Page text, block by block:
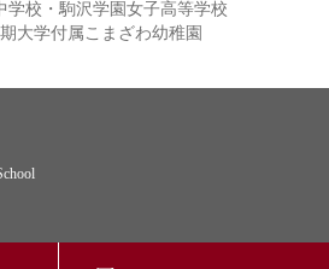
学校・駒沢学園女子高等学校
大学付属こまざわ幼稚園